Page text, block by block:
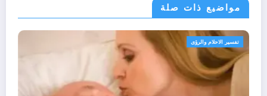
مواضيع ذات صلة